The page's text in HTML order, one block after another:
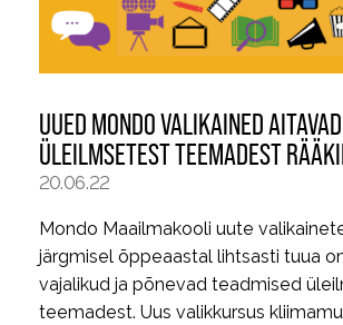
UUED MONDO VALIKAINED
ÜLEILMSETEST TEEMADEST
20.06.22
Mondo Maailmakooli uute
järgmisel õppeaastal lihtsasti tuua
vajalikud ja põnevad teadmised
teemadest. Uus valikkursus